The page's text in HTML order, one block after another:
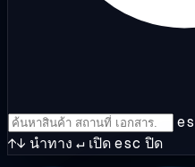
↑↓ นำทาง ↵ เปิดesc ปิด